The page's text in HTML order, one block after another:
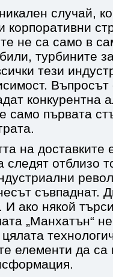
случай,
корпоративни
не са само в
турбините
тези
Въпросът
конкурентна
само първата
на доставките
следят отблизо
съвпаднат.
ако някой
„Манхатън“
елементи да са